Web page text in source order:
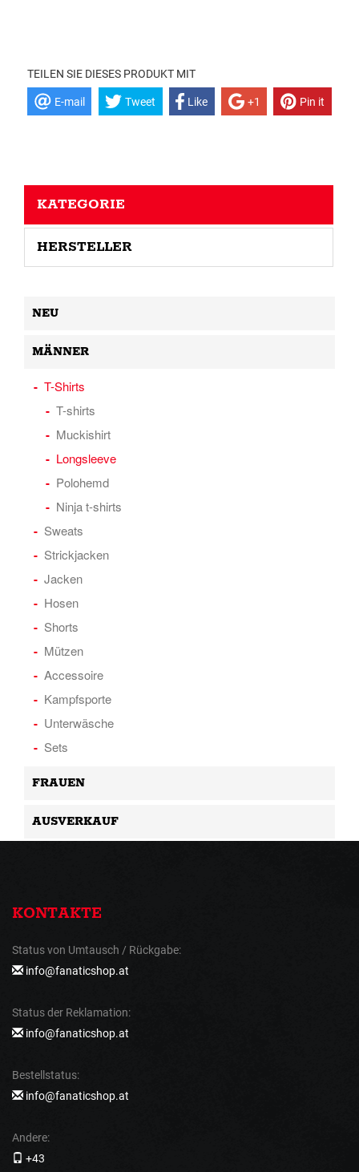
TEILEN SIE DIESES PRODUKT MIT
E-mail Tweet Like +1 Pin it
KATEGORIE
HERSTELLER
NEU
MÄNNER
T-Shirts
T-shirts
Muckishirt
Longsleeve
Polohemd
Ninja t-shirts
Sweats
Strickjacken
Jacken
Hosen
Shorts
Mützen
Accessoire
Kampfsporte
Unterwäsche
Sets
FRAUEN
AUSVERKAUF
KONTAKTE
Status von Umtausch / Rückgabe:
info@fanaticshop.at
Status der Reklamation:
info@fanaticshop.at
Bestellstatus:
info@fanaticshop.at
Andere:
+43